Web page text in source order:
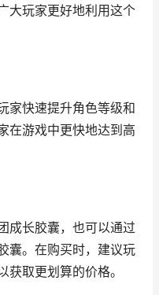
大玩家更好地利用这个
家快速提升角色等级和
在游戏中更快地达到高
成长胶囊，也可以通过
囊。在购买时，建议玩
获取更划算的价格。